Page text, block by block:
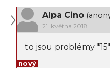
Alpa Cino
21. května 2018
to jsou problémy
nový